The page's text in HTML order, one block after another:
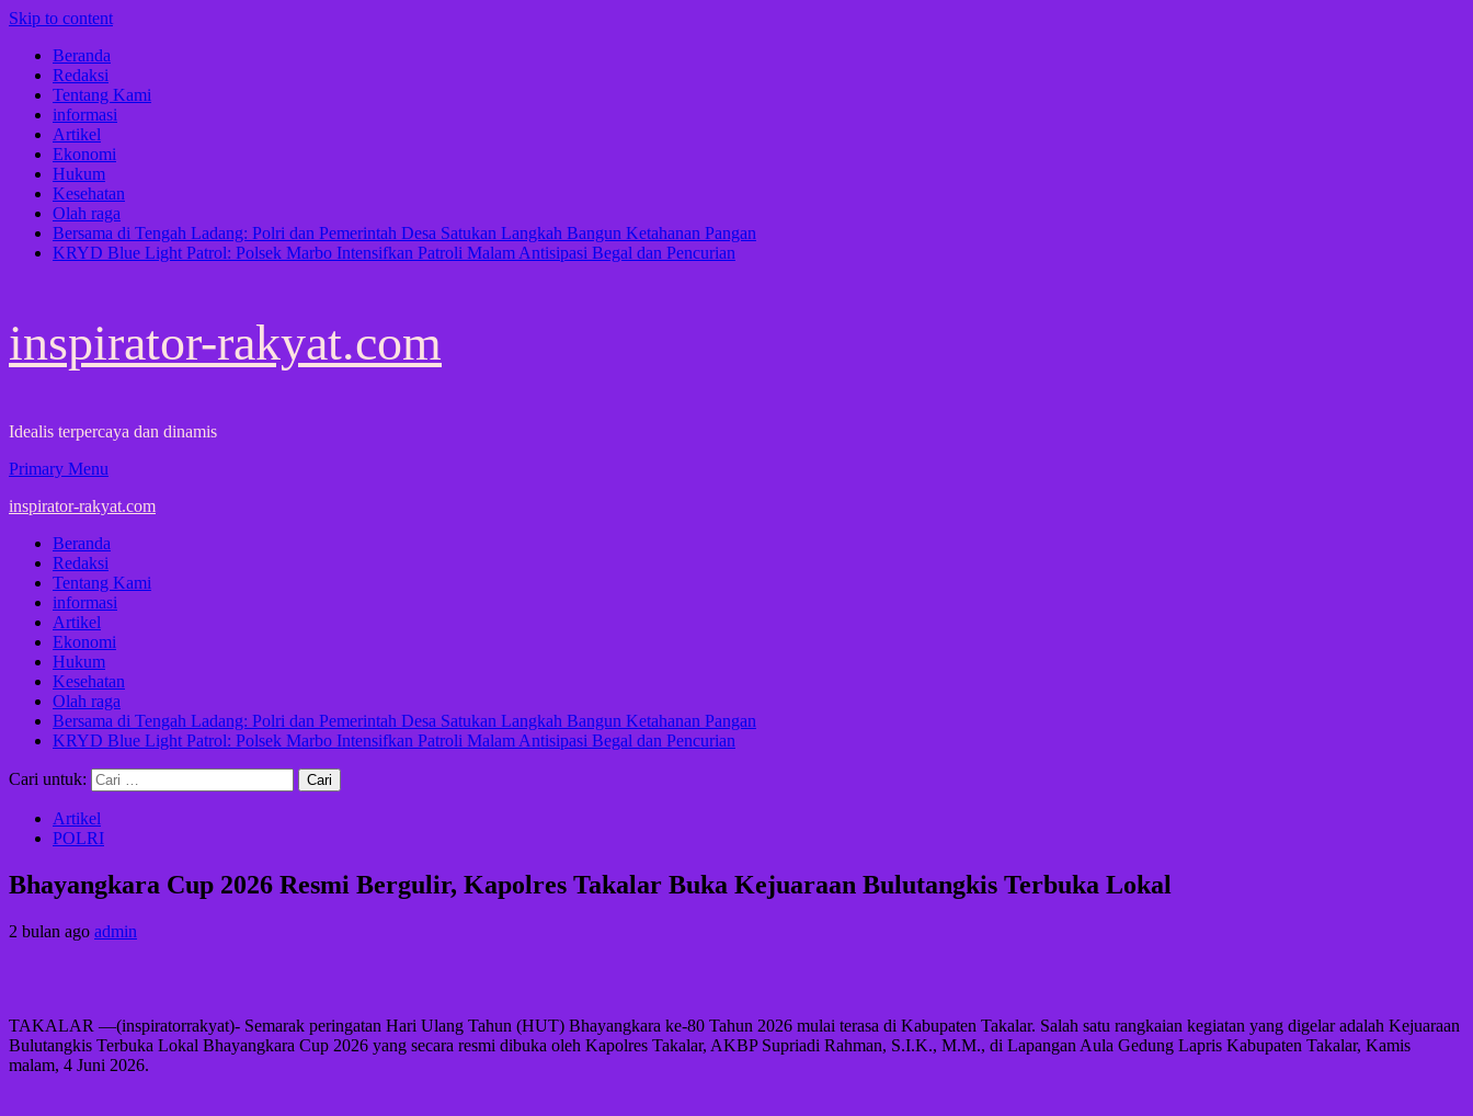
Skip to content
Beranda
Redaksi
Tentang Kami
informasi
Artikel
Ekonomi
Hukum
Kesehatan
Olah raga
Bersama di Tengah Ladang: Polri dan Pemerintah Desa Satukan Langkah Bangun Ketahanan Pangan
KRYD Blue Light Patrol: Polsek Marbo Intensifkan Patroli Malam Antisipasi Begal dan Pencurian
inspirator-rakyat.com
Idealis terpercaya dan dinamis
Primary Menu
inspirator-rakyat.com
Beranda
Redaksi
Tentang Kami
informasi
Artikel
Ekonomi
Hukum
Kesehatan
Olah raga
Bersama di Tengah Ladang: Polri dan Pemerintah Desa Satukan Langkah Bangun Ketahanan Pangan
KRYD Blue Light Patrol: Polsek Marbo Intensifkan Patroli Malam Antisipasi Begal dan Pencurian
Cari untuk:
Artikel
POLRI
Bhayangkara Cup 2026 Resmi Bergulir, Kapolres Takalar Buka Kejuaraan Bulutangkis Terbuka Lokal
2 bulan ago admin
TAKALAR —(inspiratorrakyat)- Semarak peringatan Hari Ulang Tahun (HUT) Bhayangkara ke-80 Tahun 2026 mulai terasa di Kabupaten Takalar. Salah satu rangkaian kegiatan yang digelar adalah Kejuaraan
Bulutangkis Terbuka Lokal Bhayangkara Cup 2026 yang secara resmi dibuka oleh Kapolres Takalar, AKBP Supriadi Rahman, S.I.K., M.M., di Lapangan Aula Gedung Lapris Kabupaten Takalar, Kamis
malam, 4 Juni 2026.